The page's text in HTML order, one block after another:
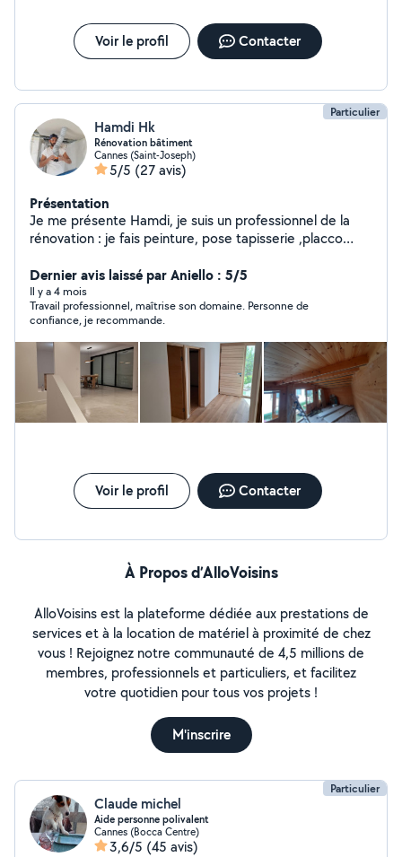
Voir le profil Contacter
Particulier
Hamdi Hk
Rénovation bâtiment
Cannes (Saint-Joseph)
5/5 (27 avis)
Présentation
Je me présente Hamdi, je suis un professionnel de la
rénovation : je fais peinture, pose tapisserie ,placco
qualité d'après mes clients est que je travaille
proprement, belles finitions. Selon vos besoin je donne
de bonnes idées pour vos aménagements. Contactez-
moi dans un premier temps déjà pour discuter
ensemble de votre projet.
Dernier avis laissé par Aniello : 5/5
Il y a 4 mois
Travail professionnel, maîtrise son domaine. Personne de
confiance, je recommande.
Voir le profil Contacter
À Propos d’AlloVoisins
AlloVoisins est la plateforme dédiée aux prestations de
services et à la location de matériel à proximité de chez
vous ! Rejoignez notre communauté de 4,5 millions de
membres, professionnels et particuliers, et facilitez
votre quotidien pour tous vos projets !
M'inscrire
Particulier
Claude michel
Aide personne polivalent
Cannes (Bocca Centre)
3,6/5 (45 avis)